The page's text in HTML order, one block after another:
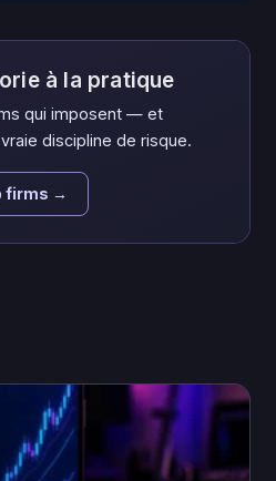
à la pratique
qui imposent — et
discipline de risque.
firms →